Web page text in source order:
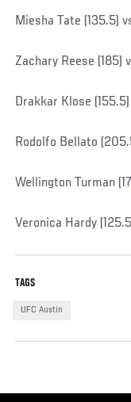
Miesha Tate (135.5)
Zachary Reese (185)
Drakkar Klose
Rodolfo Bellato
Wellington Turman
Veronica Hardy
TAGS
UFC Austin